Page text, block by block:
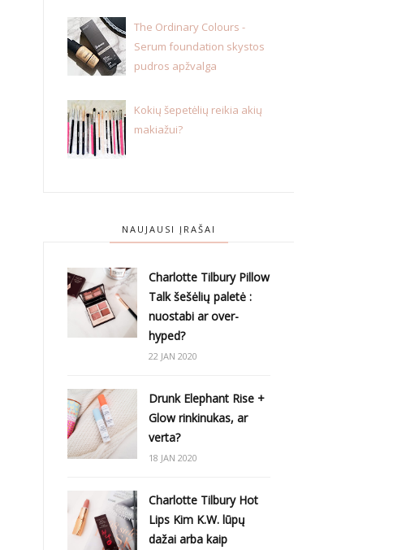
The Ordinary Colours -
Serum foundation skystos
pudros apžvalga
Kokių šepetėlių reikia akių
makiažui?
NAUJAUSI ĮRAŠAI
Charlotte Tilbury Pillow
Talk šešėlių paletė :
nuostabi ar over-
hyped?
22 JAN 2020
Drunk Elephant Rise +
Glow rinkinukas, ar
verta?
18 JAN 2020
Charlotte Tilbury Hot
Lips Kim K.W. lūpų
dažai arba kaip